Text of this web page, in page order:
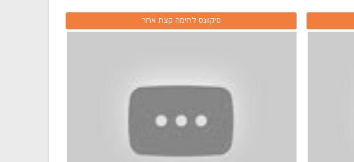
סיקוונס לחימה קצת אחר